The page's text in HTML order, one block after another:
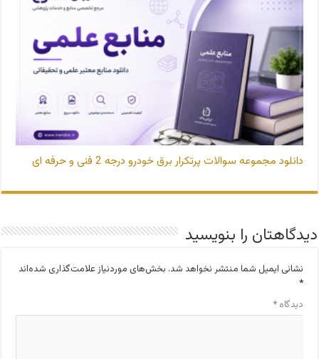
دانلود مجموعه سوالات پرتکرار برق خودرو درجه 2 فنی و حرفه ای
دیدگاهتان را بنویسید
نشانی ایمیل شما منتشر نخواهد شد. بخش‌های موردنیاز علامت‌گذاری شده‌اند
*
دیدگاه*